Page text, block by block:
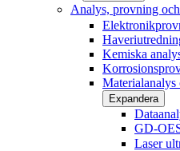
Analys, provning
Kemiska
Materialanalys
Expandera
GD-
Laser